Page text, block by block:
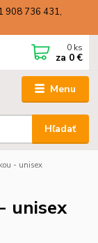
908 736 431,
Menu
Hľadať
0 ks
za 0 €
- unisex
unisex